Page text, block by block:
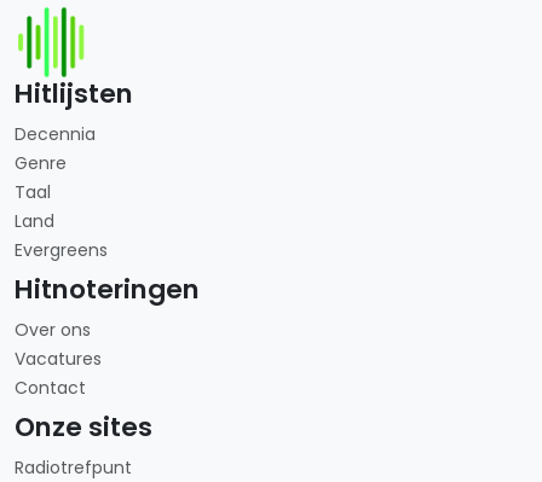
Hitlijsten
Decennia
Genre
Taal
Land
Evergreens
Hitnoteringen
Over ons
Vacatures
Contact
Onze sites
Radiotrefpunt